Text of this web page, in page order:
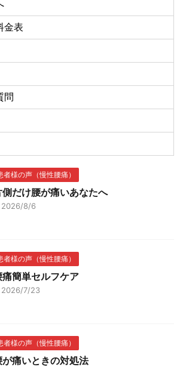
金表
問
者様の声（慢性腰痛）
側だけ腰が痛いあなたへ
2026/8/6
者様の声（慢性腰痛）
痛簡単セルフケア
2026/7/23
者様の声（慢性腰痛）
が痛いときの対処法